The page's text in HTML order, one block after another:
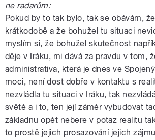
ne radarům:
Pokud by to tak bylo, tak se obávám,
krátkodobě a že bohužel tu situaci
myslím si, že bohužel skutečnost
děje v Iráku, mi dává za pravdu v tom,
administrativa, která je dnes ve
moci, není dost dobře v kontaktu s
nezvládla tu situaci v Iráku, tak
světě a i to, ten její záměr vybudovat
základnu opět nebere v potaz realitu
to prostě jejich prosazování jejich